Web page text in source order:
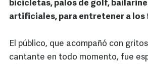
bicicletas, palos de golf,
artificiales, para entretener a los
El público, que acompañó con
cantante en todo momento, fue